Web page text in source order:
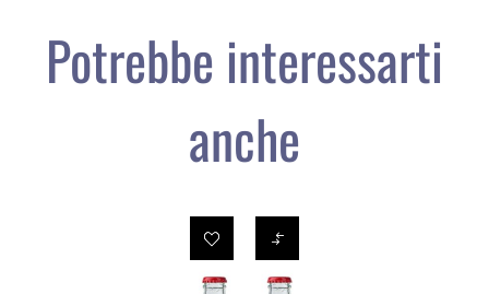
Potrebbe interessarti
anche